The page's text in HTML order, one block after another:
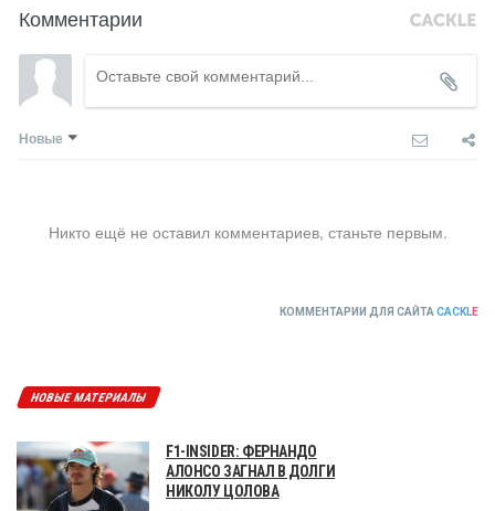
Комментарии
Новые
Никто ещё не оставил комментариев, станьте первым.
КОММЕНТАРИИ ДЛЯ САЙТА CACKLE
НОВЫЕ МАТЕРИАЛЫ
F1-INSIDER: ФЕРНАНДО
АЛОНСО ЗАГНАЛ В ДОЛГИ
НИКОЛУ ЦОЛОВА